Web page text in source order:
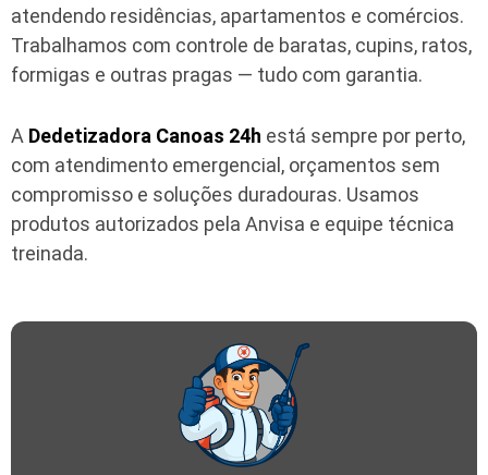
atendendo residências, apartamentos e comércios.
Trabalhamos com controle de baratas, cupins, ratos,
formigas e outras pragas — tudo com garantia.
A Dedetizadora Canoas 24h está sempre por perto,
com atendimento emergencial, orçamentos sem
compromisso e soluções duradouras. Usamos
produtos autorizados pela Anvisa e equipe técnica
treinada.